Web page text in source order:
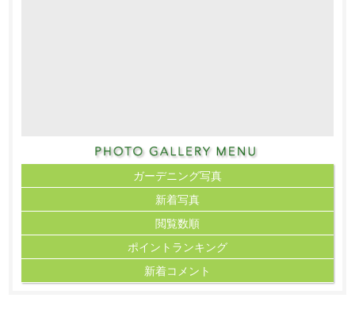
ガーデニング写真
新着写真
閲覧数順
ポイント ランキング
新着コメント